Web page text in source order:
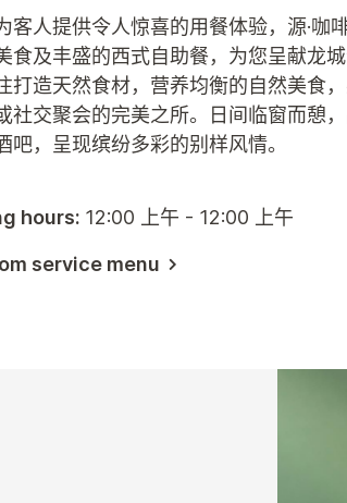
客人提供令人惊喜的用餐体验，源·
食及丰盛的西式自助餐，为您呈献龙
打造天然食材，营养均衡的自然美食
社交聚会的完美之所。日间临窗而憩
吧，呈现缤纷多彩的别样风情。
hours: 12:00 上午 - 12:00 上午
service menu